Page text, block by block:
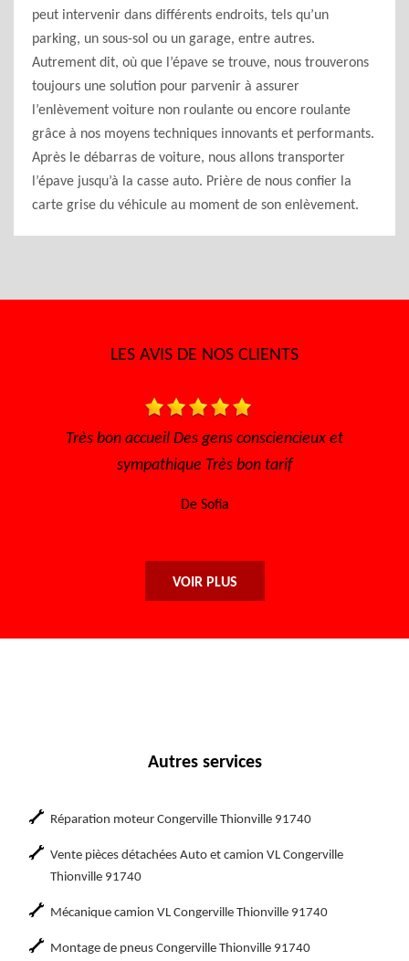
peut intervenir dans différents endroits, tels qu’un
parking, un sous-sol ou un garage, entre autres.
Autrement dit, où que l’épave se trouve, nous trouverons
toujours une solution pour parvenir à assurer
l’enlèvement voiture non roulante ou encore roulante
grâce à nos moyens techniques innovants et performants.
Après le débarras de voiture, nous allons transporter
l’épave jusqu’à la casse auto. Prière de nous confier la
carte grise du véhicule au moment de son enlèvement.
LES AVIS DE NOS CLIENTS
Des gens consciencieux et
Très bon tarif
Très bon accueil,
efficace, les prix
VOIR PLUS
Autres services
Réparation moteur Congerville Thionville 91740
Vente pièces détachées Auto et camion VL Congerville
Thionville 91740
Mécanique camion VL Congerville Thionville 91740
Montage de pneus Congerville Thionville 91740